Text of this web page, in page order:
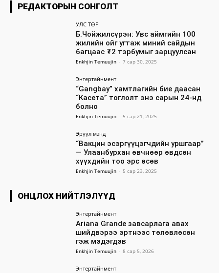
РЕДАКТОРЫН СОНГОЛТ
УЛС ТӨР
Б.Чойжилсүрэн: Увс аймгийн 100
жилийн ойг угтаж миний сайдын
багцаас ₮2 тэрбумыг зарцуулсан
Enkhjin Temuujin - 7 сар 30, 2025
Энтертайнмент
“Gangbay” хамтлагийн бие даасан
“Касета” тоглолт энэ сарын 24-нд
болно
Enkhjin Temuujin - 5 сар 21, 2025
Эрүүл мэнд
“Вакцин эсэргүүцэгчдийн уршгаар”
— Улаанбурхан өвчнөөр өвдсөн
хүүхдийн тоо эрс өсөв
Enkhjin Temuujin - 5 сар 23, 2025
ОНЦЛОХ НИЙТЛЭЛҮҮД
Энтертайнмент
Ariana Grande завсарлага авах
шийдвэрээ эртнээс төлөвлөсөн
гэж мэдэгдэв
Enkhjin Temuujin - 8 сар 5, 2026
Энтертайнмент